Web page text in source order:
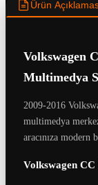
Ürün
Volkswagen
Multimedya
2009-2016
multimedya
aracınıza modern
Volkswagen